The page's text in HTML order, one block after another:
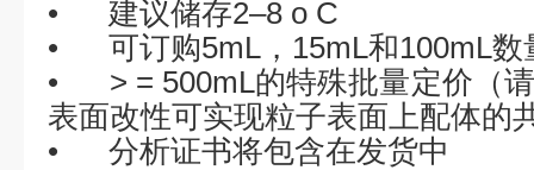
•
建议储存2–8 o C
•
可订购5mL ， 15mL和100mL数
•
> = 500mL的特殊批量定价（
表面改性可实现粒子表面上配体的
•
分析证书将包含在发货中